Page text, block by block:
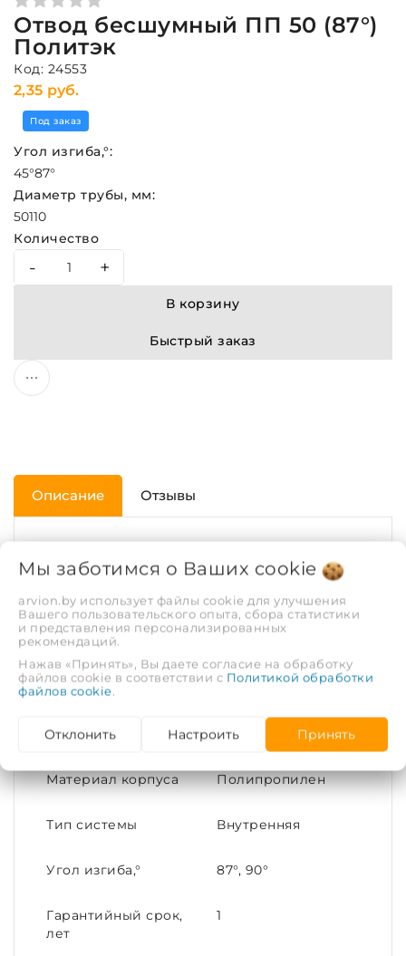
Отвод бесшумный ПП 50 (87°)
Политэк
Код: 24553
2,35 руб.
Под заказ
Угол изгиба,°:
45°87°
Диаметр трубы, мм:
50110
Количество
- +
В корзину
Быстрый заказ
Описание Отзывы
Диаметр трубы, мм. 50
Цвет
Максимальная
рабочей среды, С°
Материал корпуса Полипропилен
Тип системы Внутренняя
Угол изгиба,° 87°, 90°
Гарантийный срок,
лет
1
Мы заботимся о Ваших cookie
arvion.by использует файлы cookie для улучшения
Вашего пользовательского опыта, сбора статистики
и представления персонализированных
рекомендаций.
Нажав «Принять», Вы даете согласие на обработку
файлов cookie в соответствии с Политикой обработки
файлов cookie
Отклонить Настроить Принять